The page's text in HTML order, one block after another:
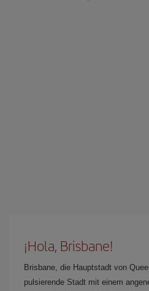
¡Hola, Brisbane!
Brisbane, die Hauptstadt von
pulsierende Stadt mit einem